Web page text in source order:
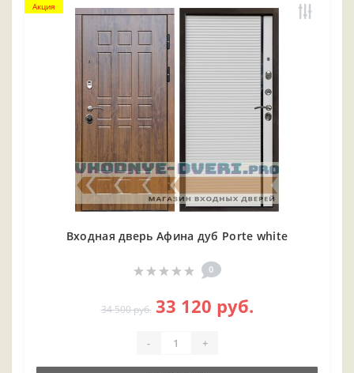
Акция
Входная дверь Афина дуб Porte white
0
34 500 руб. 33 120 руб.
- +